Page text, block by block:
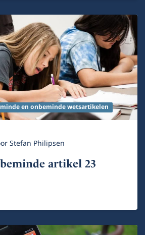
en onbeminde wetsartikelen
Stefan Philipsen
artikel 23